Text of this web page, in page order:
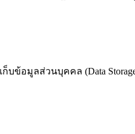
ก็บข้อมูลส่วนบุคคล (Data